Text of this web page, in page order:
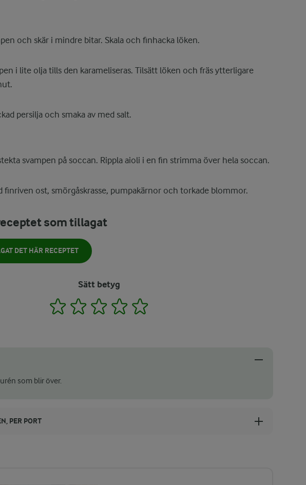
och skär i mindre bitar. Skala och finhacka löken.
i lite olja tills den karameliseras. Tilsätt löken och fräs ytterligare
persilja och smaka av med salt.
svampen på soccan. Rippla aioli i en fin strimma över hela soccan.
finriven ost, smörgåskrasse, pumpakärnor och torkade blommor.
som tillagat
DET HÄR RECEPTET
Sätt betyg
1 2 3 4
som blir över.
PER PORT